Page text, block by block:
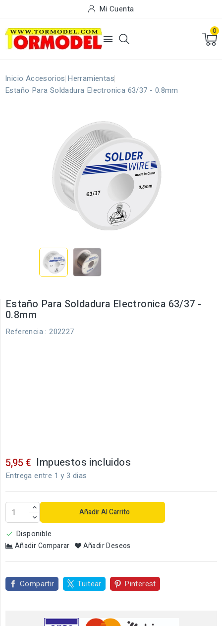
Mi Cuenta

0
Inicio Accesorios Herramientas
Estaño Para Soldadura Electronica 63/37 - 0.8mm
Estaño Para Soldadura Electronica 63/37 -
0.8mm
Referencia : 202227
5,95 € Impuestos incluidos
Entrega entre 1 y 3 dias
Añadir Al Carrito
 Disponible
Añadir Comparar Añadir Deseos
Compartir Tuitear Pinterest